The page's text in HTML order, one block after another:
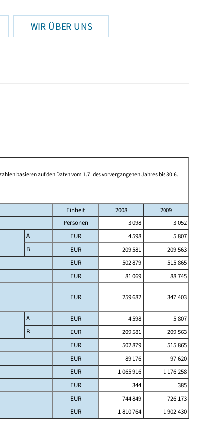
WIR ÜBER UNS
basieren auf den Daten vom 1.7. des vorvergangenen Jahres bis 30.6.
Einheit 2008
2009
Personen 3 098
3 052
A EUR 4 598
5 807
B
EUR 209 581
209 563
EUR 502 879
515 865
EUR 81 069
88 745
EUR 259 682 347 403
A EUR 4 598
5 807
B
EUR 209 581
209 563
EUR 502 879
515 865
EUR 89 176
97 620
EUR 1 065 916
1 176 258
EUR 344
385
EUR 744 849
726 173
EUR 1 810 764 1 902 430